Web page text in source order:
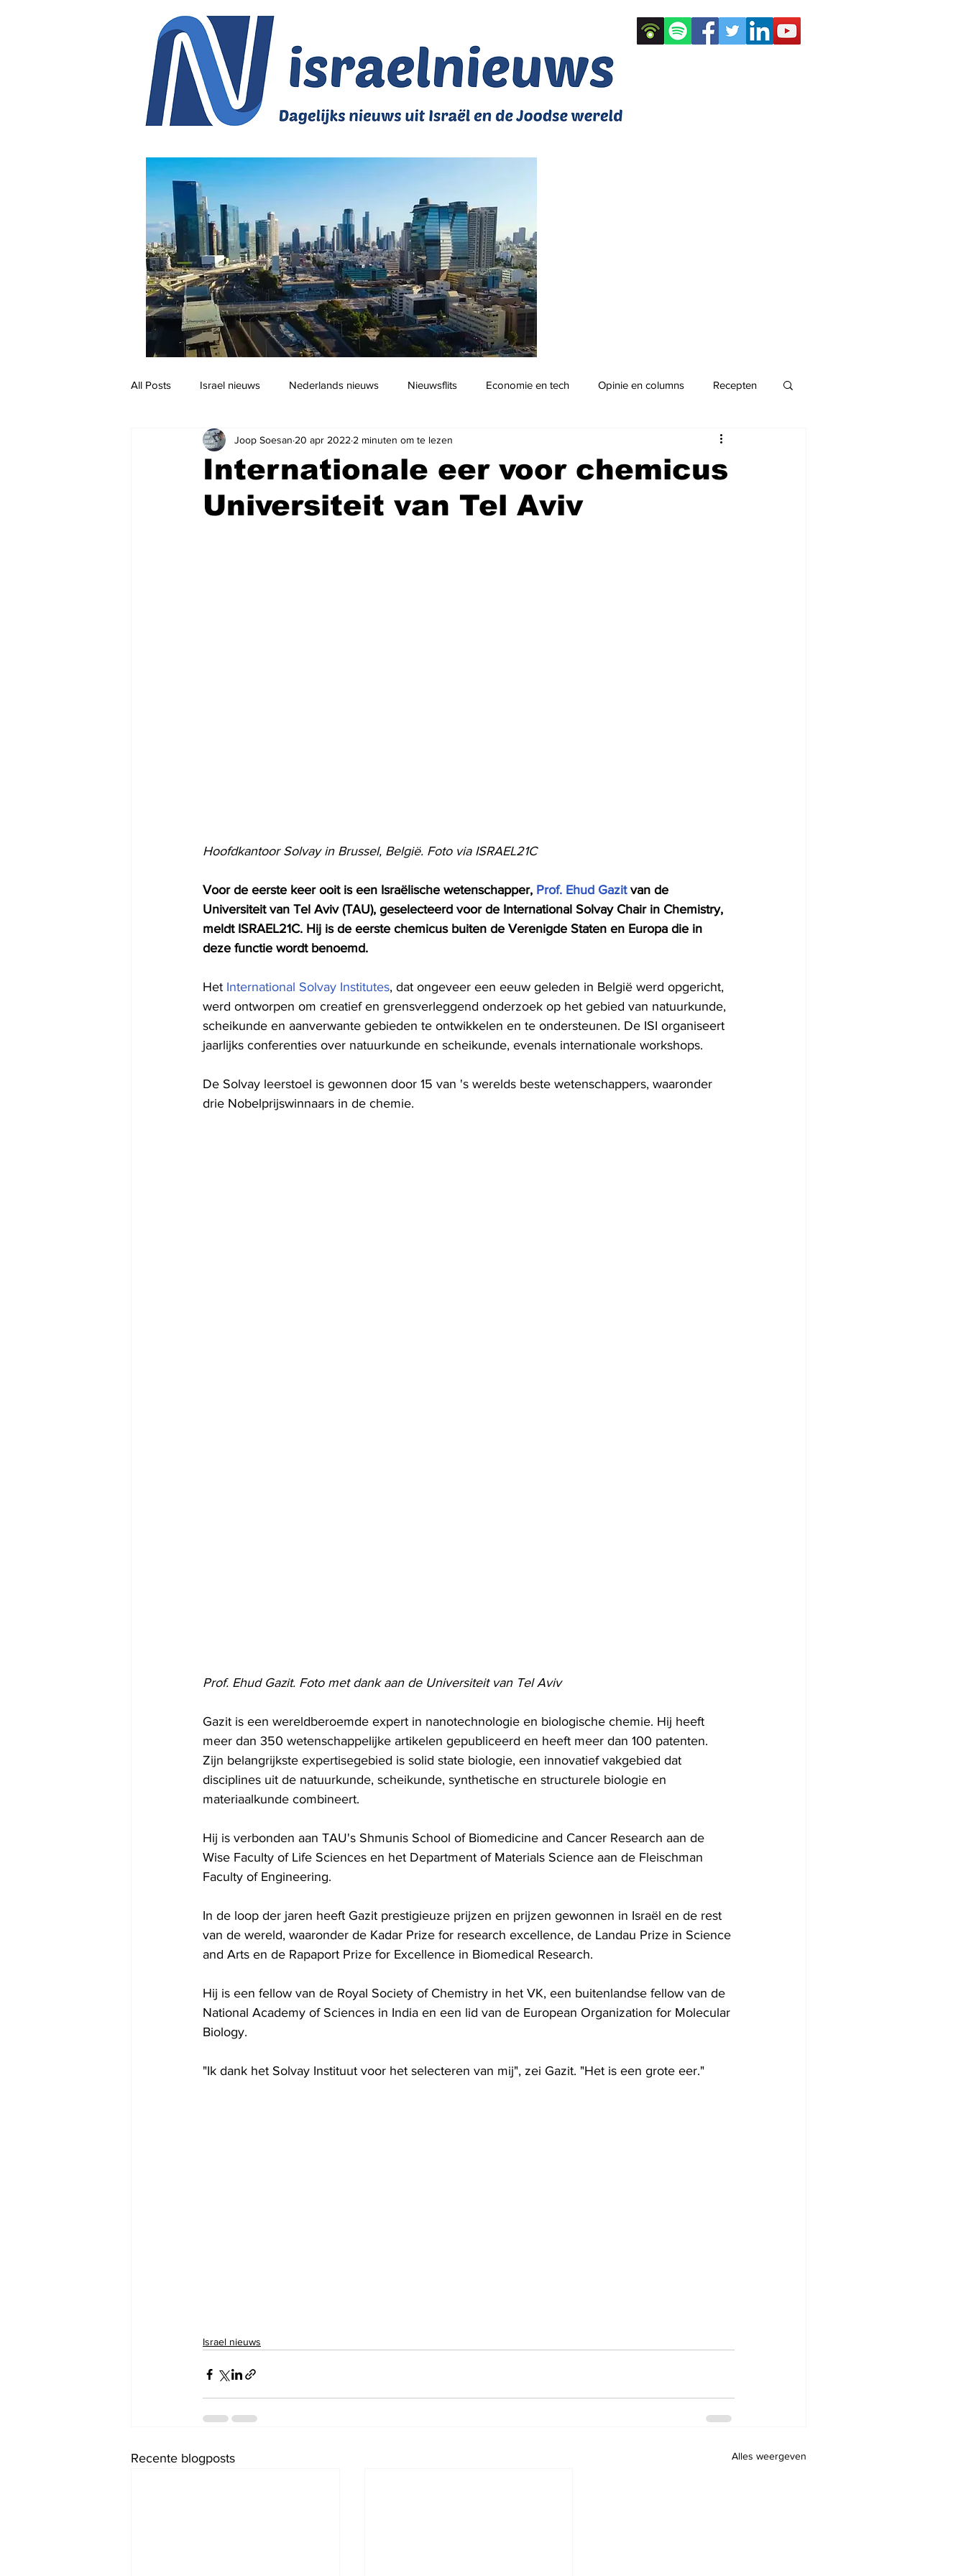
All Posts Israel nieuws Nederlands nieuws Nieuwsflits Economie en tech Opinie en columns Recepten
Jodendom en cultuur Podcast
Internationale eer voor chemicus
Universiteit van Tel Aviv
Joop Soesan 20 apr 2022 2 minuten om te lezen
Hoofdkantoor Solvay in Brussel, België. Foto via ISRAEL21C
Voor de eerste keer ooit is een Israëlische wetenschapper, Prof. Ehud Gazit van de
Universiteit van Tel Aviv (TAU), geselecteerd voor de International Solvay Chair in Chemistry,
meldt ISRAEL21C. Hij is de eerste chemicus buiten de Verenigde Staten en Europa die in
deze functie wordt benoemd.
Het International Solvay Institutes, dat ongeveer een eeuw geleden in België werd opgericht,
werd ontworpen om creatief en grensverleggend onderzoek op het gebied van natuurkunde,
scheikunde en aanverwante gebieden te ontwikkelen en te ondersteunen. De ISI organiseert
jaarlijks conferenties over natuurkunde en scheikunde, evenals internationale workshops.
De Solvay leerstoel is gewonnen door 15 van 's werelds beste wetenschappers, waaronder
drie Nobelprijswinnaars in de chemie.
Prof. Ehud Gazit. Foto met dank aan de Universiteit van Tel Aviv
Gazit is een wereldberoemde expert in nanotechnologie en biologische chemie. Hij heeft
meer dan 350 wetenschappelijke artikelen gepubliceerd en heeft meer dan 100 patenten.
Zijn belangrijkste expertisegebied is solid state biologie, een innovatief vakgebied dat
disciplines uit de natuurkunde, scheikunde, synthetische en structurele biologie en
materiaalkunde combineert.
Hij is verbonden aan TAU's Shmunis School of Biomedicine and Cancer Research aan de
Wise Faculty of Life Sciences en het Department of Materials Science aan de Fleischman
Faculty of Engineering.
In de loop der jaren heeft Gazit prestigieuze prijzen en prijzen gewonnen in Israël en de rest
van de wereld, waaronder de Kadar Prize for research excellence, de Landau Prize in Science
and Arts en de Rapaport Prize for Excellence in Biomedical Research.
Hij is een fellow van de Royal Society of Chemistry in het VK, een buitenlandse fellow van de
National Academy of Sciences in India en een lid van de European Organization for Molecular
Biology.
"Ik dank het Solvay Instituut voor het selecteren van mij", zei Gazit. "Het is een grote eer."
Israel nieuws
Recente blogposts Alles weergeven